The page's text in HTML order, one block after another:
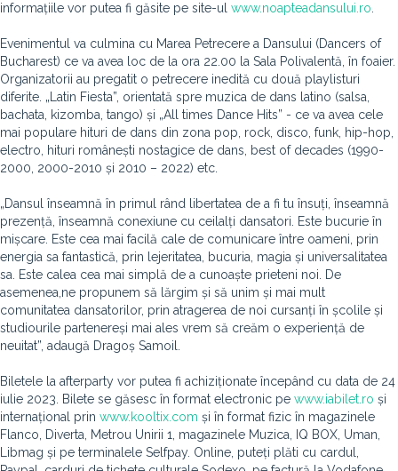
informațiile vor putea fi găsite pe site-ul www.noapteadansului.ro
Evenimentul va culmina cu Marea Petrecere a Dansului (Dancers of
Bucharest) ce va avea loc de la ora 22.00 la Sala Polivalentă, în foaier.
Organizatorii au pregatit o petrecere inedită cu două playlisturi
diferite. „Latin Fiesta”, orientată spre muzica de dans latino (salsa,
bachata, kizomba, tango) și „All times Dance Hits” - ce va avea cele
mai populare hituri de dans din zona pop, rock, disco, funk, hip-hop,
electro, hituri românești nostagice de dans, best of decades (1990-
2000, 2000-2010 și 2010 – 2022) etc.
„Dansul înseamnă în primul rând libertatea de a fi tu însuți, înseamnă
prezență, înseamnă conexiune cu ceilalți dansatori. Este bucurie în
mișcare. Este cea mai facilă cale de comunicare între oameni, prin
energia sa fantastică, prin lejeritatea, bucuria, magia și universalitatea
sa. Este calea cea mai simplă de a cunoaște prieteni noi. De
asemenea,ne propunem să lărgim și să unim și mai mult
comunitatea dansatorilor, prin atragerea de noi cursanți în școlile și
studiourile partenereși mai ales vrem să creăm o experiență de
neuitat”, adaugă Dragoș Samoil.
Biletele la afterparty vor putea fi achiziționate începând cu data de 24
iulie 2023. Bilete se găsesc în format electronic pe www.iabilet.ro și
internațional prin www.kooltix.com și în format fizic în magazinele
Flanco, Diverta, Metrou Unirii 1, magazinele Muzica, IQ BOX, Uman,
Libmag și pe terminalele Selfpay. Online, puteți plăti cu cardul,